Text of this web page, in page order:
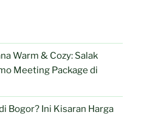
Warm & Cozy: Salak
Meeting Package di
Bogor? Ini Kisaran Harga